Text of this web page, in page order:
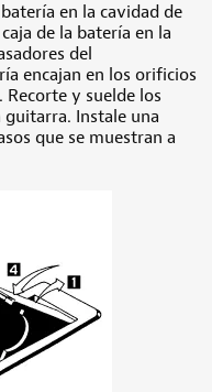
en la cavidad de
de la batería en la
del
encajan en los orificios
Recorte y suelde los
Instale una
que se muestran a